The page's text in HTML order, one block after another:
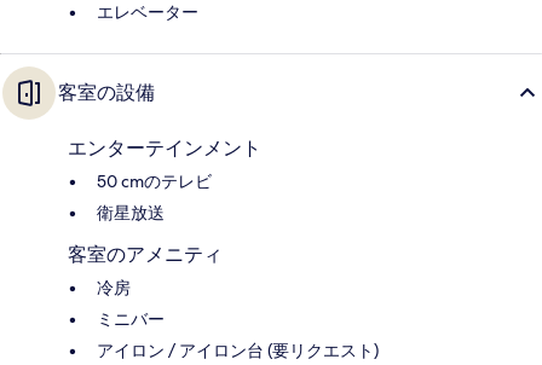
エレベーター
客室の設備
エンターテインメント
50 cmのテレビ
衛星放送
客室のアメニティ
冷房
ミニバー
アイロン / アイロン台 (要リクエスト)